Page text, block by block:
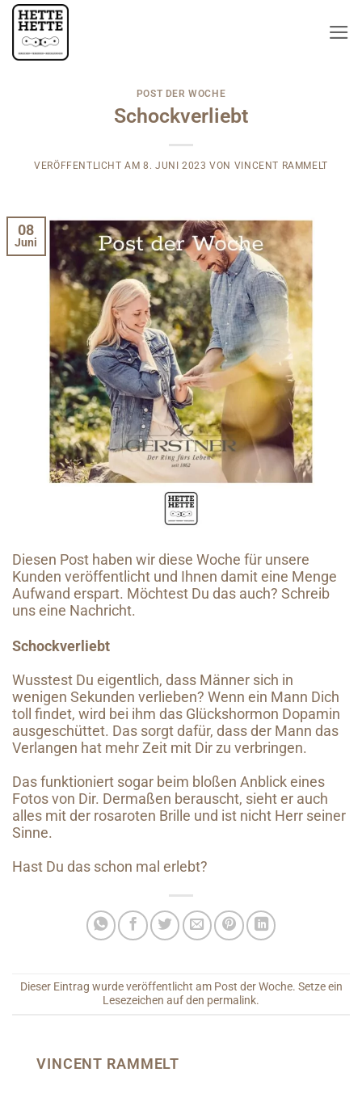
Zum
Inhalt
springen
POST DER WOCHE
Schockverliebt
VERÖFFENTLICHT AM8. JUNI 2023 VON VINCENT RAMMELT
08
Juni
Diesen Post haben wir diese Woche für unsere
Kunden veröffentlicht und Ihnen damit eine Menge
Aufwand erspart. Möchtest Du das auch? Schreib
uns eine Nachricht.
Schockverliebt
Wusstest Du eigentlich, dass Männer sich in
wenigen Sekunden verlieben? Wenn ein Mann Dich
toll findet, wird bei ihm das Glückshormon Dopamin
ausgeschüttet. Das sorgt dafür, dass der Mann das
Verlangen hat mehr Zeit mit Dir zu verbringen.
Das funktioniert sogar beim bloßen Anblick eines
Fotos von Dir. Dermaßen berauscht, sieht er auch
alles mit der rosaroten Brille und ist nicht Herr seiner
Sinne.
Hast Du das schon mal erlebt?
Dieser Eintrag wurde veröffentlicht am Post der Woche. Setze ein
Lesezeichen auf den permalink.
VINCENT RAMMELT